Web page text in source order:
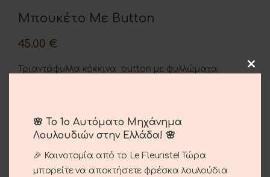
Μπουκέτο Με Button
45.00 €
Τριαντάφυλλα κόκκινα button με φυλλώματα.
ΠΡΟΣΘΉΚΗ ΣΤΟ ΚΑΛΆΘΙ
🌸 Το 1ο Αυτόματο Μηχάνημα
Λουλουδιών στην Ελλάδα! 🌸
🎉 Καινοτομία από το Le Fleuriste! Τώρα
μπορείτε να αποκτήσετε φρέσκα λουλούδια